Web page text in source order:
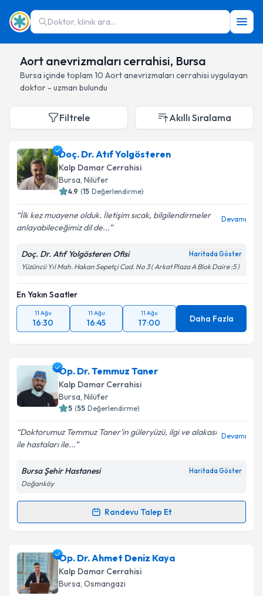
Doktor, klinik ara...
Aort anevrizmaları cerrahisi, Bursa
Bursa içinde toplam 10 Aort anevrizmaları cerrahisi uygulayan
doktor - uzman bulundu
Filtrele Akıllı Sıralama
Doç. Dr. Atıf Yolgösteren
Kalp Damar Cerrahisi
Bursa, Nilüfer
4.9 (15 Değerlendirme)
İlk kez muayene olduk. İletişim sıcak, bilgilendirmeler
anlayabileceğimiz dil de...
Devamı
Doç. Dr. Atıf Yolgösteren Ofisi Haritada Göster
Yüzüncü Yıl Mah. Hakan Sepetçi Cad. No 3 ( Arkat Plaza A Blok Daire :5 )
En Yakın Saatler
11 Ağu
16:30
11 Ağu
16:45
11 Ağu
17:00 Daha Fazla
Op. Dr. Temmuz Taner
Kalp Damar Cerrahisi
Bursa, Nilüfer
5 (55 Değerlendirme)
Doktorumuz Temmuz Taner'in güleryüzü, ilgi ve alakası
ile hastaları ile...
Devamı
Bursa Şehir Hastanesi Haritada Göster
Doğanköy
Randevu Talep Et
Randevu Takvimi Talebi
Op. Dr. Temmuz Taneriçin randevu takvimi talebi
oluşturun. Size bu uzmandan randevu almanız için bir
takvim hazırlandığında e-posta ile bilgilendireceğiz.
Op. Dr. Ahmet Deniz Kaya
Kalp Damar Cerrahisi
Bursa, Osmangazi